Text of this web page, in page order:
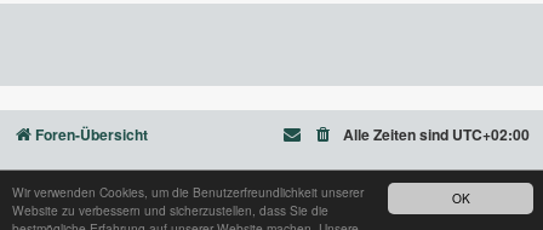
OK
Wir verwenden Cookies, um die Benutzerfreundlichkeit unserer
Website zu verbessern und sicherzustellen, dass Sie die
Foren-Übersicht Alle Zeiten sind UTC+02:00
Powered byphpBB® Forum Software © phpBB Limited